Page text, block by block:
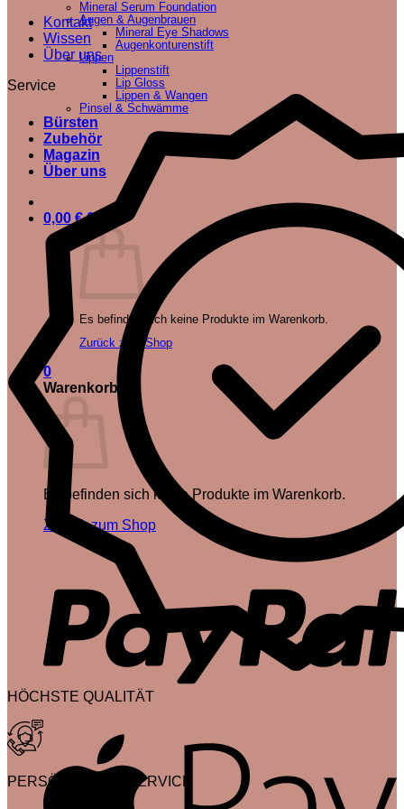
Mineral Serum Foundation
Augen & Augenbrauen
Mineral Eye Shadows
Augenkonturenstift
Lippen
Lippenstift
Lip Gloss
Lippen & Wangen
Pinsel & Schwämme
Bürsten
Zubehör
Magazin
Über uns
0,00 € 0
Es befinden sich keine Produkte im Warenkorb.
Zurück zum Shop
0
Warenkorb
Es befinden sich keine Produkte im Warenkorb.
Zurück zum Shop
Kontakt
Wissen
Über uns
Service
HÖCHSTE QUALITÄT
PERSÖNLICHER SERVICE